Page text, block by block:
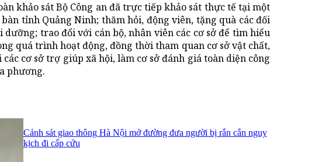
khảo sát Bộ Công an đã trực tiếp khảo sát thực tế tại một
tỉnh Quảng Ninh; thăm hỏi, động viên, tặng quà các đối
trao đổi với cán bộ, nhân viên các cơ sở để tìm hiểu
quá trình hoạt động, đồng thời tham quan cơ sở vật chất,
cơ sở trợ giúp xã hội, làm cơ sở đánh giá toàn diện công
phương.
Cảnh sát giao thông Hà Nội mở đường đưa người bị rắn cắn nguy
kịch đi cấp cứu